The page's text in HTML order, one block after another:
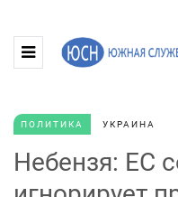
ПОЛИТИКА УКРАИНА
Небензя: ЕС